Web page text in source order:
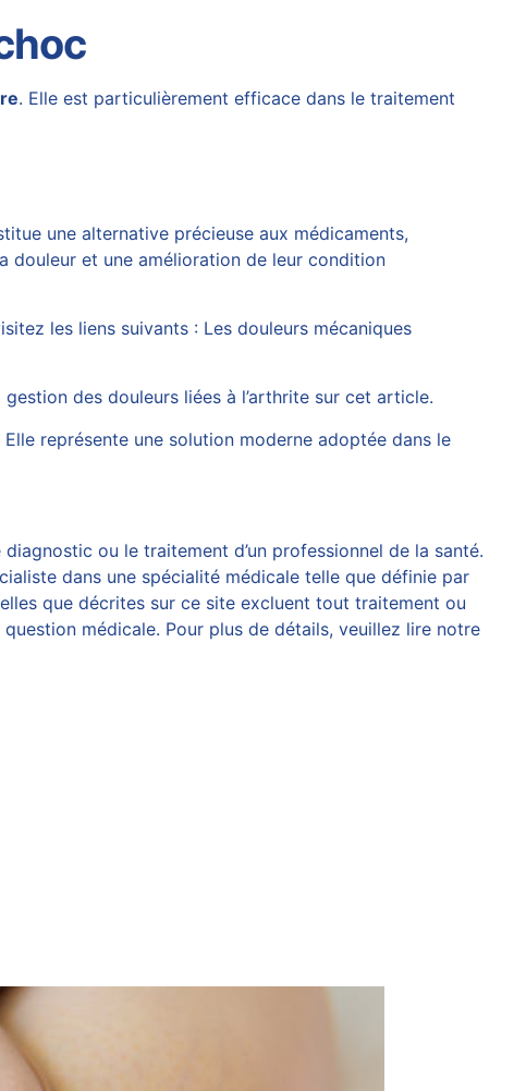
. Elle est particulièrement efficace dans le traitement
une alternative précieuse aux médicaments,
douleur et une amélioration de leur condition
les liens suivants : Les douleurs mécaniques
des douleurs liées à l’arthrite surcet article.
représente une solution moderne adoptée dans le
ou le traitement d’un professionnel de la santé.
dans une spécialité médicale telle que définie par
que décrites sur ce site excluent tout traitement ou
médicale. Pour plus de détails, veuillez lire notre